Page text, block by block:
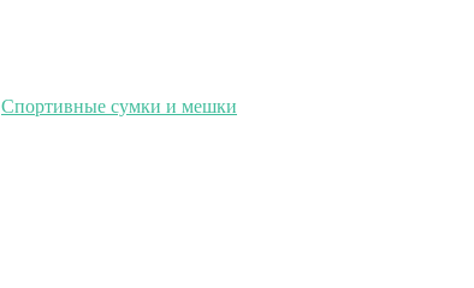
Спортивные сумки и мешки